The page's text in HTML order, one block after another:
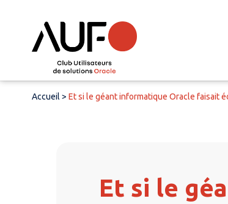
Accueil > Et si le géant informatique Oracle faisait
Et si le